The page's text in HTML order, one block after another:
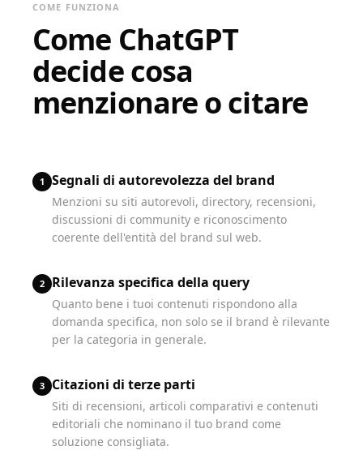
COME FUNZIONA
Come ChatGPT
decide cosa
menzionare o citare
1 Segnali di autorevolezza del brand
Menzioni su siti autorevoli, directory, recensioni,
discussioni di community e riconoscimento
coerente dell'entità del brand sul web.
2 Rilevanza specifica della query
Quanto bene i tuoi contenuti rispondono alla
domanda specifica, non solo se il brand è rilevante
per la categoria in generale.
3 Citazioni di terze parti
Siti di recensioni, articoli comparativi e contenuti
editoriali che nominano il tuo brand come
soluzione consigliata.